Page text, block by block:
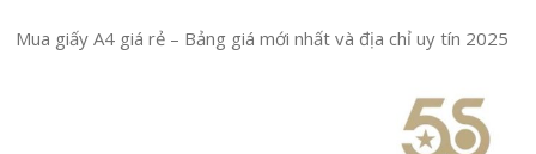
Mua giấy A4 giá rẻ – Bảng giá mới nhất và địa chỉ uy tín 2025